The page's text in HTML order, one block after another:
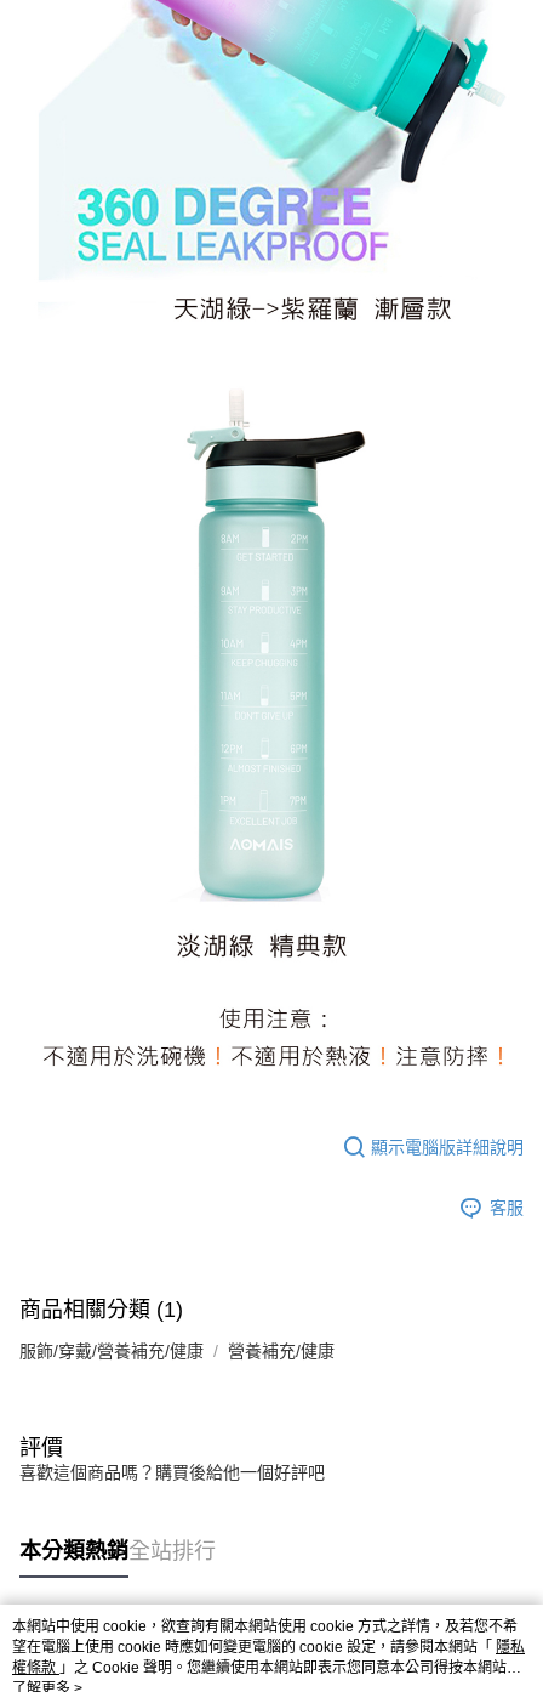
顯示電腦版詳細說明
客服
商品相關分類 (1)
服飾/穿戴/營養補充/健康 營養補充/健康
評價
喜歡這個商品嗎？購買後給他一個好評吧
本分類熱銷全站排行
熱門標籤
本網站中使用 cookie，欲查詢有關本網站使用 cookie 方式之詳情，及若您不希
望在電腦上使用 cookie 時應如何變更電腦的 cookie 設定，請參閱本網站「 隱私
權條款 」之 Cookie 聲明。您繼續使用本網站即表示您同意本公司得按本網站使
用條款之 Cookie 聲明使用 cookie。
了解更多 >